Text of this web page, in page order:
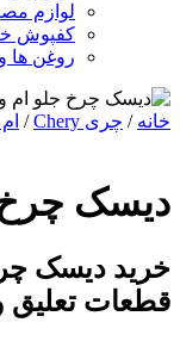
لوازم
کفپوش
روغن ها
خانه / چری Chery /
دیسک چرخ
قطعات تعلیق